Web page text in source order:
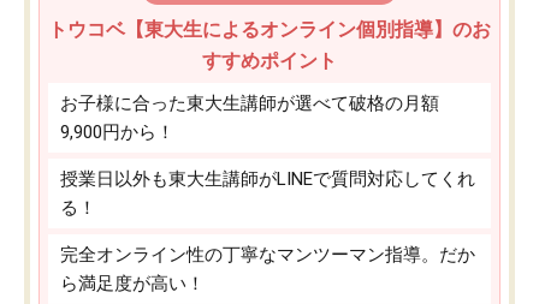
トウコベ【東大生によるオンライン個別指導】のお
すすめポイント
お子様に合った東大生講師が選べて破格の月額
9,900円から！
授業日以外も東大生講師がLINEで質問対応してくれ
る！
完全オンライン性の丁寧なマンツーマン指導。だか
ら満足度が高い！